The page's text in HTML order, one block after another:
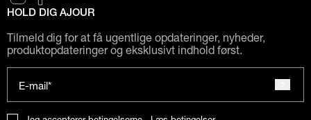
HOLD DIG AJOUR
Tilmeld dig for at få ugentlige opdateringer, nyheder,
produktopdateringer og eksklusivt indhold først.
E-mail*